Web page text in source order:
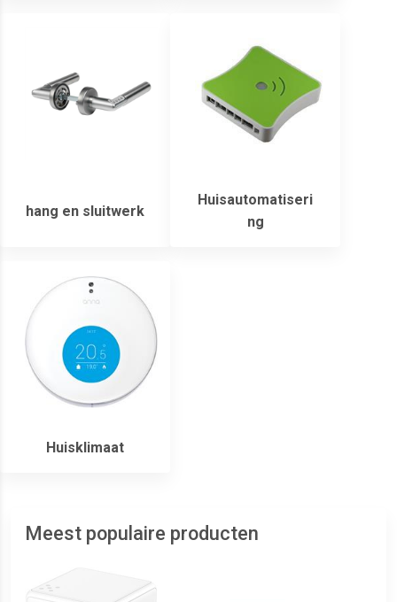
hang en sluitwerk
Huisautomatiseri
ng
Huisklimaat
Meest populaire producten